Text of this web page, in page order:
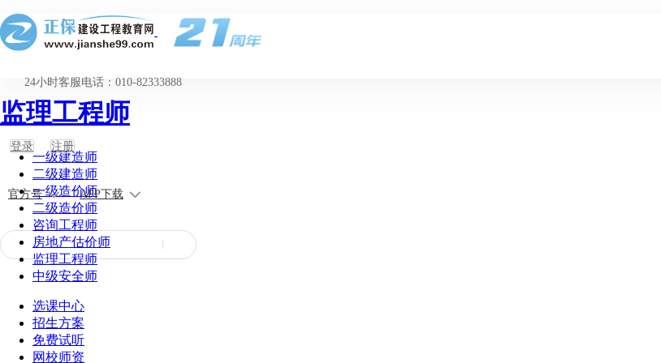
24小时客服电话：010-82333888
登录 注册
官方号 APP下载
监理工程师
一级建造师
二级建造师
一级造价师
二级造价师
咨询工程师
房地产估价师
监理工程师
中级安全师
选课中心
招生方案
免费试听
网校师资